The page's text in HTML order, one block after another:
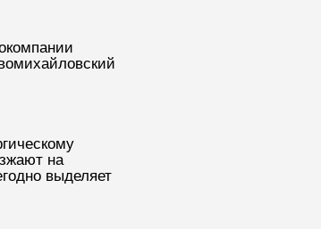
на
выделяет